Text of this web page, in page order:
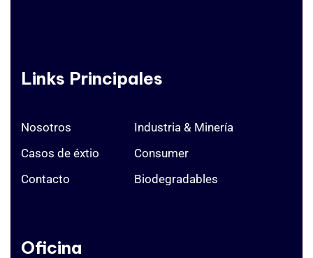
Links Principales
Nosotros
Casos de éxtio
Contacto
Industria & Minería
Consumer
Biodegradables
Oficina